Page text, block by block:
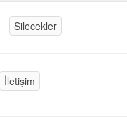
Silecekler
İletişim